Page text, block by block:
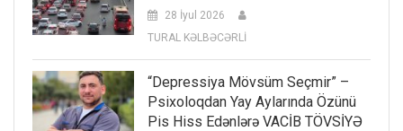
28 İyul 2026
TURAL KƏLBƏCƏRLİ
“Depressiya Mövsüm Seçmir” –
Psixoloqdan Yay Aylarında Özünü
Pis Hiss Edənlərə VACİB TÖVSİYƏ